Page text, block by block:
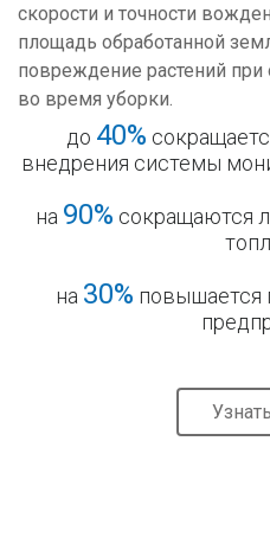
скорости и точности
площадь обработанной
повреждение растений при
во время уборки.
до 40%
внедрения системы
на 90% сокращаются
на 30% повышается